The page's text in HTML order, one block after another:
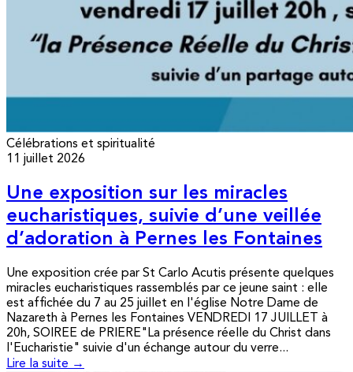
Célébrations et spiritualité
11 juillet 2026
Une exposition sur les miracles
eucharistiques, suivie d’une veillée
d’adoration à Pernes les Fontaines
Une exposition crée par St Carlo Acutis présente quelques
miracles eucharistiques rassemblés par ce jeune saint : elle
est affichée du 7 au 25 juillet en l'église Notre Dame de
Nazareth à Pernes les Fontaines VENDREDI 17 JUILLET à
20h, SOIREE de PRIERE"La présence réelle du Christ dans
l'Eucharistie" suivie d'un échange autour du verre...
Lire la suite →